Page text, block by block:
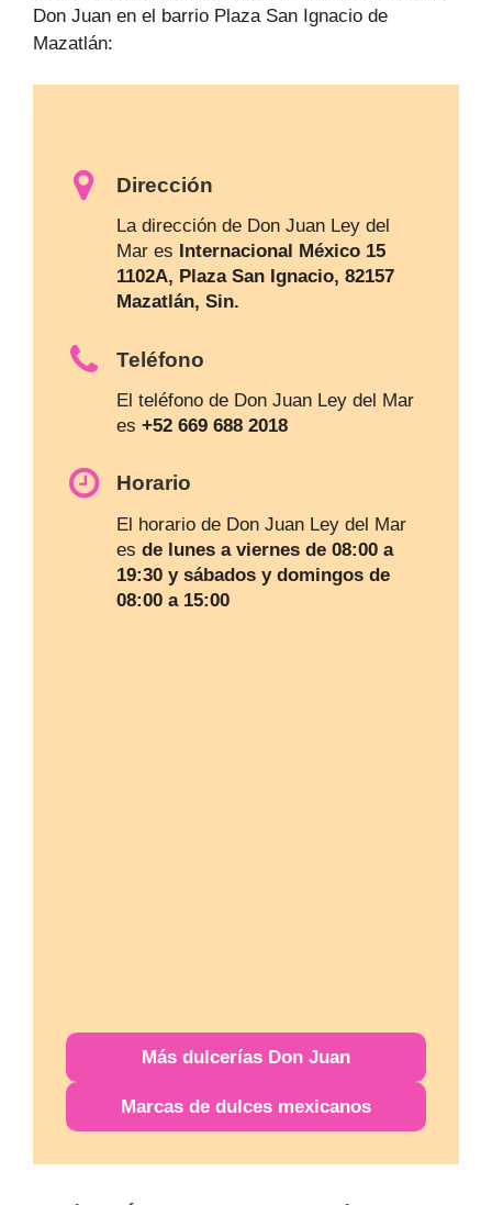
Don Juan en el barrio Plaza San Ignacio de
Mazatlán:
Dirección
La dirección de Don Juan Ley del
Mar es Internacional México 15
1102A, Plaza San Ignacio, 82157
Mazatlán, Sin.
Teléfono
El teléfono de Don Juan Ley del Mar
es +52 669 688 2018
Horario
El horario de Don Juan Ley del Mar
es de lunes a viernes de 08:00 a
19:30 y sábados y domingos de
08:00 a 15:00
Más dulcerías Don Juan
Marcas de dulces mexicanos